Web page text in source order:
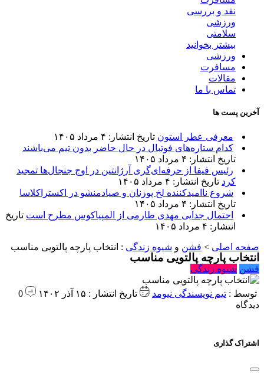
نقد و بررسی
ورزشی
سلامتی
بیشتر بخوانید
ورزشی
مسافرت
مقالات
تماس با ما
آخرین پست ها
معرفی عطر استون تاریخ انتشار: ۴ مرداد ۱۴۰۵
کدام ستاره‌های فوتبال در حال حاضر بدون تیم می‌باشند
تاریخ انتشار: ۴ مرداد ۱۴۰۵
رئیس فیفا از حرفه‌ای‌گری آرژانتین در اوج جنجال‌ها تمجید
کرد تاریخ انتشار: ۴ مرداد ۱۴۰۵
شروع ناامیدکننده لخ پوزنان و صیادمنشو در اکستراکلاسا
تاریخ انتشار: ۴ مرداد ۱۴۰۵
احتمال جدایی مهدی طارمی از المپیاکوس مطرح است تاریخ
انتشار: ۴ مرداد ۱۴۰۵
صفحه اصلی > فشن و شیوه زندگی : انتخاب پارچه پالتویی مناسب
انتخاب پارچه پالتویی مناسب
فشن شیوه زندگی
توسط : تیم نویسندگی نیومد تاریخ انتشار : ۱۵ آذر ۱۴۰۲
0
دیدگاه
اشتراک گذاری